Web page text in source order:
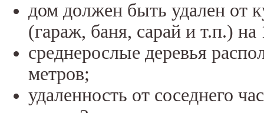
дом должен быть удален от
(гараж, баня, сарай и т.п.) на
среднерослые деревья
метров;
удаленность от соседнего